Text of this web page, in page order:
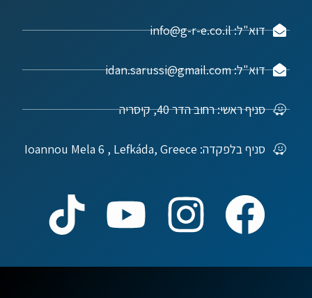
דוא"ל: info@g-r-e.co.il
דוא"ל: idan.sarussi@gmail.com
סניף ראשי: רחוב הדר 40, קיסריה
סניף בלפקדה: Ioannou Mela 6 , Lefkáda, Greece